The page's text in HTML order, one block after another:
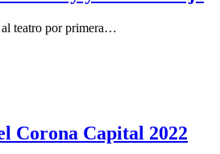
al teatro por primera…
Corona Capital 2022